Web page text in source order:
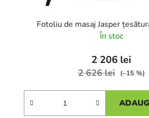
Fotoliu de masaj Jasper
În stoc
2 206 lei
2 626 lei (–15 %)